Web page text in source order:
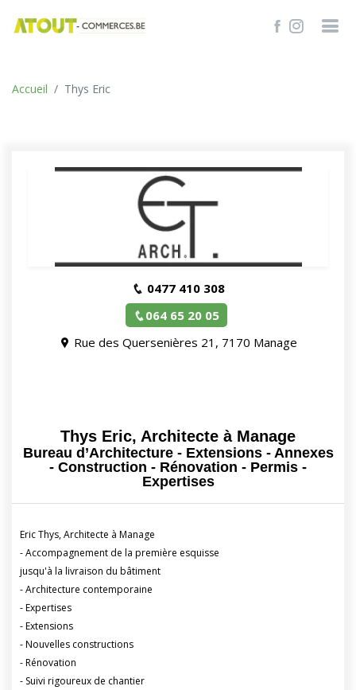
Accueil Thys Eric
0477 410 308
064 65 20 05
Rue des Quersenières 21, 7170 Manage
Thys Eric, Architecte à Manage
Bureau d’Architecture - Extensions - Annexes
- Construction - Rénovation - Permis -
Expertises
Eric Thys, Architecte à Manage
- Accompagnement de la première esquisse
jusqu'à la livraison du bâtiment
- Architecture contemporaine
- Expertises
- Extensions
- Nouvelles constructions
- Rénovation
- Suivi rigoureux de chantier